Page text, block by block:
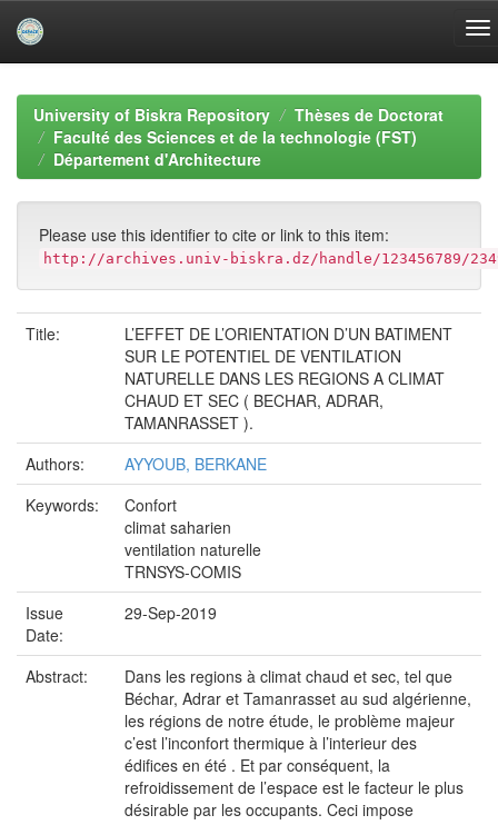
navigationUniversity of Biskra Repository
Thèses de Doctorat
Faculté des Sciences et de la technologie (FST)
Département d'Architecture
Please use this identifier to cite or link to this item:
http://archives.univ-biskra.dz/handle/123456789/
Title:
L’EFFET DE L’ORIENTATION D’UN BATIMENT
SUR LE POTENTIEL DE VENTILATION
NATURELLE DANS LES REGIONS A CLIMAT
CHAUD ET SEC ( BECHAR, ADRAR,
TAMANRASSET ).
Authors:
AYYOUB, BERKANE
Keywords:
Confort
climat saharien
ventilation naturelle
TRNSYS-COMIS
Issue
Date:
29-Sep-2019
Abstract:
Dans les regions à climat chaud et sec, tel que
Béchar, Adrar et Tamanrasset au sud algérienne,
les régions de notre étude, le problème majeur
c’est l’inconfort thermique à l’interieur des
édifices en été . Et par conséquent, la
refroidissement de l’espace est le facteur le plus
désirable par les occupants. Ceci impose